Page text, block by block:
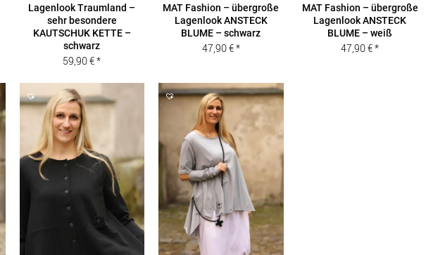
Lagenlook Traumland –
sehr besondere
KAUTSCHUK KETTE –
schwarz
59,90€
MAT Fashion – übergroße
Lagenlook ANSTECK
BLUME – schwarz
47,90€
MAT Fashion – übergroße
Lagenlook ANSTECK
BLUME – weiß
47,90€